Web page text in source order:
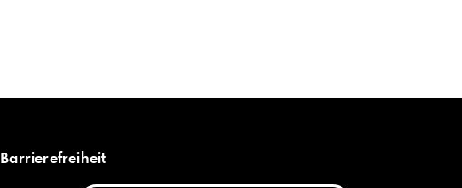
Barrierefreiheit